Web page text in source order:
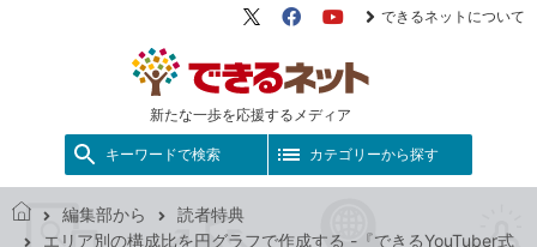
新たな一歩を応援するメディア
X（旧
FacebookYouTube
できるネットについて
キーワードで検索 カテゴリーから探す
で
編集部から
読者特典
エリア別の構成比を円グラフで作成する -『できるYouTuber式